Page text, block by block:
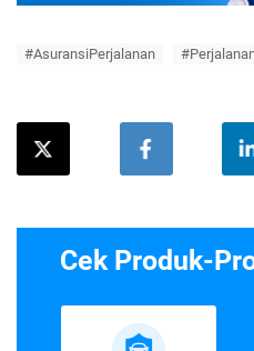
#AsuransiPerjalanan
Cek Produk-